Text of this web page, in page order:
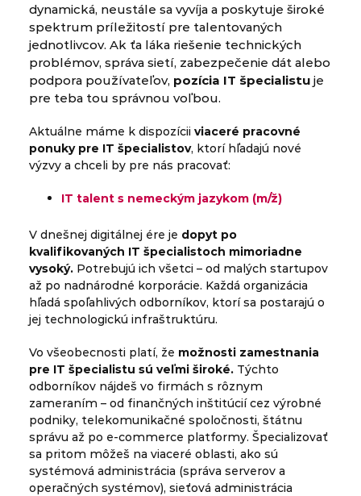
dynamická, neustále sa vyvíja a poskytuje široké
spektrum príležitostí pre talentovaných
jednotlivcov. Ak ťa láka riešenie technických
problémov, správa sietí, zabezpečenie dát alebo
podpora používateľov, pozícia IT špecialistuje
pre teba tou správnou voľbou.
Aktuálne máme k dispozícii viaceré pracovné
ponuky pre IT špecialistov, ktorí hľadajú nové
výzvy a chceli by pre nás pracovať:
IT talent s nemeckým jazykom (m/ž)
V dnešnej digitálnej ére je dopyt po
kvalifikovaných IT špecialistoch mimoriadne
vysoký.Potrebujú ich všetci – od malých startupov
až po nadnárodné korporácie. Každá organizácia
hľadá spoľahlivých odborníkov, ktorí sa postarajú o
jej technologickú infraštruktúru.
Vo všeobecnosti platí, že možnosti zamestnania
pre IT špecialistu sú veľmi široké.Týchto
odborníkov nájdeš vo firmách s rôznym
zameraním – od finančných inštitúcií cez výrobné
podniky, telekomunikačné spoločnosti, štátnu
správu až po e-commerce platformy. Špecializovať
sa pritom môžeš na viaceré oblasti, ako sú
systémová administrácia (správa serverov a
operačných systémov), sieťová administrácia